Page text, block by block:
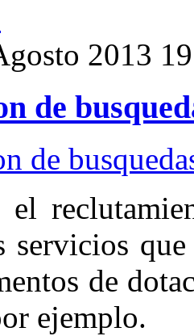
2013
de
el
servicios
de
ejemplo.